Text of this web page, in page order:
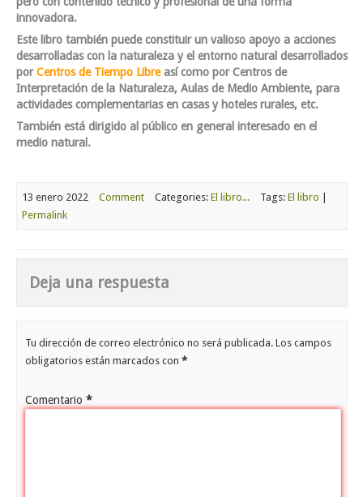
innovadora.
Este libro también puede constituir un valioso apoyo a acciones
desarrolladas con la naturaleza y el entorno natural desarrollados
porCentros de Tiempo Libreasí como porCentros de
Interpretación de la Naturaleza, Aulas de Medio Ambiente, para
actividades complementarias en casas y hoteles rurales, etc.
También está dirigido al público en general interesado en el
medio natural .
13 enero 2022 Comment Categories: El libro... Tags: El libro
Permalink
Deja una respuesta
Tu dirección de correo electrónico no será publicada. Los campos
obligatorios están marcados con *
Comentario *